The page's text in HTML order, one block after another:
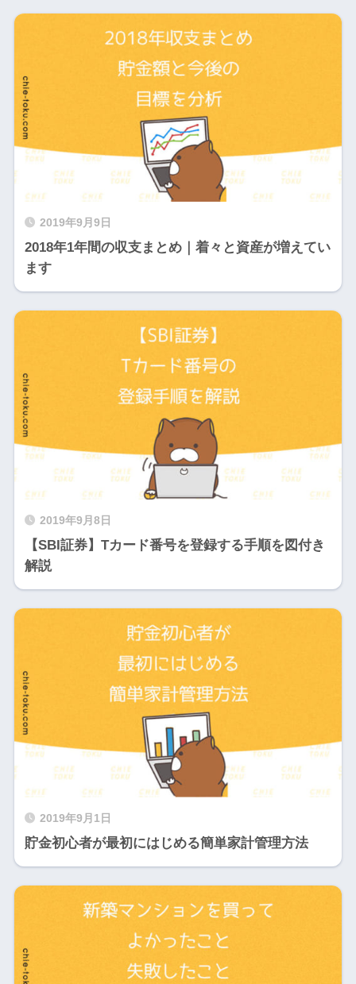
2019年9月9日
2018年1年間の収支まとめ｜着々と資産が増えてい
ます
2019年9月8日
【SBI証券】Tカード番号を登録する手順を図付き
解説
2019年9月1日
貯金初心者が最初にはじめる簡単家計管理方法